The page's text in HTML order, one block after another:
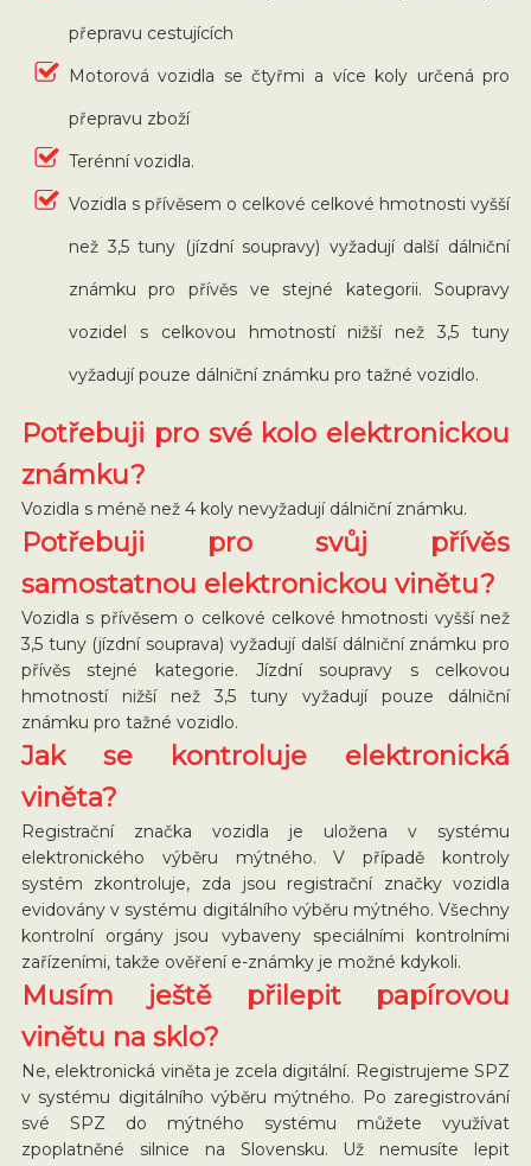
přepravu cestujících
Motorová vozidla se čtyřmi a více koly určená pro
přepravu zboží
Terénní vozidla.
Vozidla s přívěsem o celkové celkové hmotnosti vyšší
než 3,5 tuny (jízdní soupravy) vyžadují další dálniční
známku pro přívěs ve stejné kategorii. Soupravy
vozidel s celkovou hmotností nižší než 3,5 tuny
vyžadují pouze dálniční známku pro tažné vozidlo.
Potřebuji pro své kolo elektronickou
známku?
Vozidla s méně než 4 koly nevyžadují dálniční známku.
Potřebuji pro svůj přívěs
samostatnou elektronickou vinětu?
Vozidla s přívěsem o celkové celkové hmotnosti vyšší než
3,5 tuny (jízdní souprava) vyžadují další dálniční známku pro
přívěs stejné kategorie. Jízdní soupravy s celkovou
hmotností nižší než 3,5 tuny vyžadují pouze dálniční
známku pro tažné vozidlo.
Jak se kontroluje elektronická
viněta?
Registrační značka vozidla je uložena v systému
elektronického výběru mýtného. V případě kontroly
systém zkontroluje, zda jsou registrační značky vozidla
evidovány v systému digitálního výběru mýtného. Všechny
kontrolní orgány jsou vybaveny speciálními kontrolními
zařízeními, takže ověření e-známky je možné kdykoli.
Musím ještě přilepit papírovou
vinětu na sklo?
Ne, elektronická viněta je zcela digitální. Registrujeme SPZ
v systému digitálního výběru mýtného. Po zaregistrování
své SPZ do mýtného systému můžete využívat
zpoplatněné silnice na Slovensku. Už nemusíte lepit